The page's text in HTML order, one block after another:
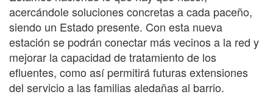
acercándole soluciones concretas a cada paceño,
siendo un Estado presente. Con esta nueva
estación se podrán conectar más vecinos a la red y
mejorar la capacidad de tratamiento de los
efluentes, como así permitirá futuras extensiones
del servicio a las familias aledañas al barrio.